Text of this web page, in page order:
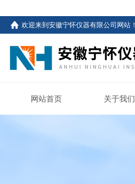
欢迎来到安徽宁怀仪器有限公司网站 ！
网站首页 关于我们